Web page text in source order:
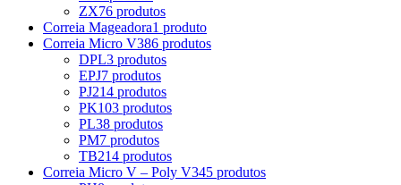
ZX76 produtos
Correia Mageadora1 produto
Correia Micro V386 produtos
DPL3 produtos
EPJ7 produtos
PJ214 produtos
PK103 produtos
PL38 produtos
PM7 produtos
TB214 produtos
Correia Micro V – Poly V345 produtos